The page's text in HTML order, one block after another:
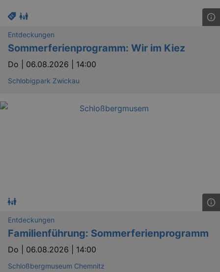
Entdeckungen
Sommerferienprogramm: Wir im Kiez
Do | 06.08.2026 | 14:00
Schlobigpark Zwickau
Entdeckungen
Familienführung: Sommerferienprogramm
Do | 06.08.2026 | 14:00
Schloßbergmuseum Chemnitz